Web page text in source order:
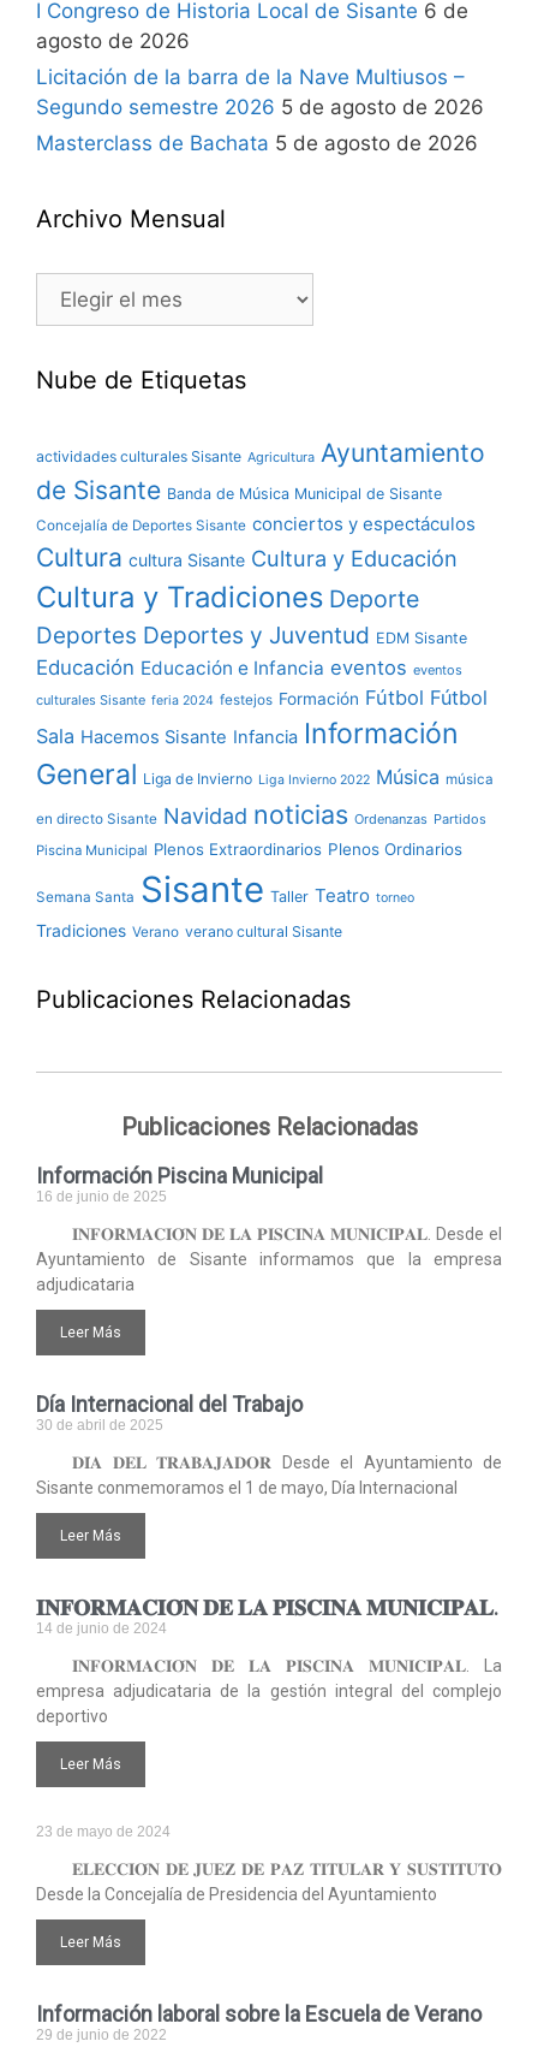
I Congreso de Historia Local de Sisante 6 de
agosto de 2026
Licitación de la barra de la Nave Multiusos –
Segundo semestre 2026 5 de agosto de 2026
Masterclass de Bachata 5 de agosto de 2026
Archivo Mensual
Nube de Etiquetas
actividades culturales Sisante Agricultura Ayuntamiento
de Sisante Banda de Música Municipal de Sisante
Concejalía de Deportes Sisante conciertos y espectáculos
Cultura cultura Sisante Cultura y Educación
Cultura y Tradiciones Deporte
Deportes Deportes y Juventud EDM Sisante
Educación Educación e Infancia eventos eventos
culturales Sisante feria 2024 festejos Formación Fútbol Fútbol
Sala Hacemos Sisante Infancia Información
General Liga de Invierno Liga Invierno 2022 Música música
en directo Sisante Navidad noticias Ordenanzas Partidos
Piscina Municipal Plenos Extraordinarios Plenos Ordinarios
Semana Santa Sisante Taller Teatro torneo
Tradiciones Verano verano cultural Sisante
Publicaciones Relacionadas
Publicaciones Relacionadas
Información Piscina Municipal
16 de junio de 2025
𝐈𝐍𝐅𝐎𝐑𝐌𝐀𝐂𝐈𝐎́𝐍 𝐃𝐄 𝐋𝐀 𝐏𝐈𝐒𝐂𝐈𝐍𝐀 𝐌𝐔𝐍𝐈𝐂𝐈𝐏𝐀𝐋. Desde el
Ayuntamiento de Sisante informamos que la empresa
adjudicataria
Leer Más
Día Internacional del Trabajo
30 de abril de 2025
𝐃𝐈́𝐀 𝐃𝐄𝐋 𝐓𝐑𝐀𝐁𝐀𝐉𝐀𝐃𝐎𝐑 Desde el Ayuntamiento de
Sisante conmemoramos el 1 de mayo, Día Internacional
Leer Más
𝐈𝐍𝐅𝐎𝐑𝐌𝐀𝐂𝐈𝐎́𝐍 𝐃𝐄 𝐋𝐀 𝐏𝐈𝐒𝐂𝐈𝐍𝐀 𝐌𝐔𝐍𝐈𝐂𝐈𝐏𝐀𝐋.
14 de junio de 2024
𝐈𝐍𝐅𝐎𝐑𝐌𝐀𝐂𝐈𝐎́𝐍 𝐃𝐄 𝐋𝐀 𝐏𝐈𝐒𝐂𝐈𝐍𝐀 𝐌𝐔𝐍𝐈𝐂𝐈𝐏𝐀𝐋. La
empresa adjudicataria de la gestión integral del complejo
deportivo
Leer Más
23 de mayo de 2024
𝐄𝐋𝐄𝐂𝐂𝐈𝐎́𝐍 𝐃𝐄 𝐉𝐔𝐄𝐙 𝐃𝐄 𝐏𝐀𝐙 𝐓𝐈𝐓𝐔𝐋𝐀𝐑 𝐘 𝐒𝐔𝐒𝐓𝐈𝐓𝐔𝐓𝐎
Desde la Concejalía de Presidencia del Ayuntamiento
Leer Más
Información laboral sobre la Escuela de Verano
29 de junio de 2022